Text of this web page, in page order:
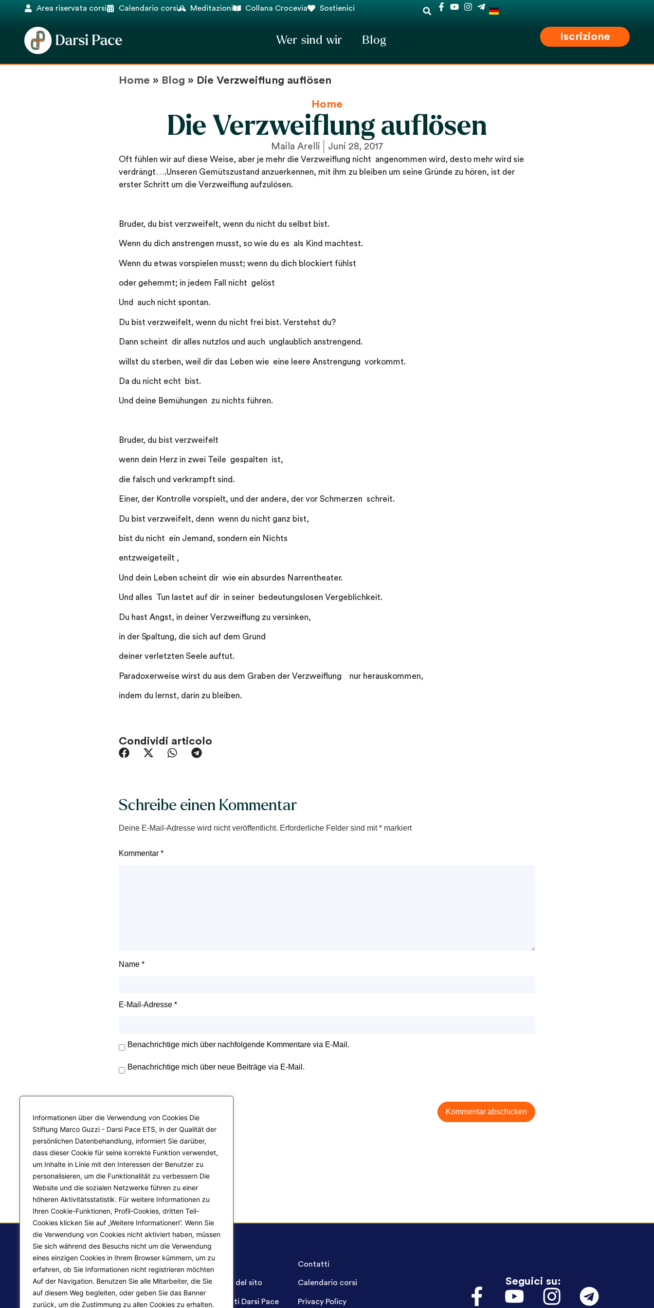
Informationen über die Verwendung von Cookies Die
Stiftung Marco Guzzi - Darsi Pace ETS, in der Qualität der
persönlichen Datenbehandlung, informiert Sie darüber,
dass dieser Cookie für seine korrekte Funktion verwendet,
um Inhalte in Linie mit den Interessen der Benutzer zu
personalisieren, um die Funktionalität zu verbessern Die
Website und die sozialen Netzwerke führen zu einer
höheren Aktivitätsstatistik. Für weitere Informationen zu
Ihren Cookie-Funktionen, Profil-Cookies, dritten Teil-
Cookies klicken Sie auf „Weitere Informationen“. Wenn Sie
die Verwendung von Cookies nicht aktiviert haben, müssen
Sie sich während des Besuchs nicht um die Verwendung
eines einzigen Cookies in Ihrem Browser kümmern, um zu
erfahren, ob Sie Informationen nicht registrieren möchten
Auf der Navigation. Benutzen Sie alle Mitarbeiter, die Sie
auf diesem Weg begleiten, oder geben Sie das Banner
zurück, um die Zustimmung zu allen Cookies zu erhalten.
Area riservata corsi Calendario corsi Meditazioni Collana Crocevia Sostienici
Wer sind wir Blog Iscrizione
Home » Blog » Die Verzweiflung auflösen
Home
Die Verzweiflung auflösen
Maila Arelli Juni 28, 2017
Oft fühlen wir auf diese Weise, aber je mehr die Verzweiflung nicht angenommen wird, desto mehr wird sie
verdrängt….Unseren Gemütszustand anzuerkennen, mit ihm zu bleiben um seine Gründe zu hören, ist der
erster Schritt um die Verzweiflung aufzulösen.
Bruder, du bist verzweifelt, wenn du nicht du selbst bist.
Wenn du dich anstrengen musst, so wie du es als Kind machtest.
Wenn du etwas vorspielen musst; wenn du dich blockiert fühlst
oder gehemmt; in jedem Fall nicht gelöst
Und auch nicht spontan.
Du bist verzweifelt, wenn du nicht frei bist. Verstehst du?
Dann scheint dir alles nutzlos und auch unglaublich anstrengend.
willst du sterben, weil dir das Leben wie eine leere Anstrengung vorkommt.
Da du nicht echt bist.
Und deine Bemühungen zu nichts führen.
Bruder, du bist verzweifelt
wenn dein Herz in zwei Teile gespalten ist,
die falsch und verkrampft sind.
Einer, der Kontrolle vorspielt, und der andere, der vor Schmerzen schreit.
Du bist verzweifelt, denn wenn du nicht ganz bist,
bist du nicht ein Jemand, sondern ein Nichts
entzweigeteilt ,
Und dein Leben scheint dir wie ein absurdes Narrentheater.
Und alles Tun lastet auf dir in seiner bedeutungslosen Vergeblichkeit.
Du hast Angst, in deiner Verzweiflung zu versinken,
in der Spaltung, die sich auf dem Grund
deiner verletzten Seele auftut.
Paradoxerweise wirst du aus dem Graben der Verzweiflung nur herauskommen,
indem du lernst, darin zu bleiben.
Condividi articolo
Schreibe einen Kommentar
Deine E-Mail-Adresse wird nicht veröffentlicht. Erforderliche Felder sind mit* markiert
Kommentar *
Name *
E-Mail-Adresse *
Benachrichtige mich über nachfolgende Kommentare via E-Mail.
Benachrichtige mich über neue Beiträge via E-Mail.
Mappa del sito
Progetti Darsi Pace
Contatti
Calendario corsi
Privacy Policy
Seguici su: